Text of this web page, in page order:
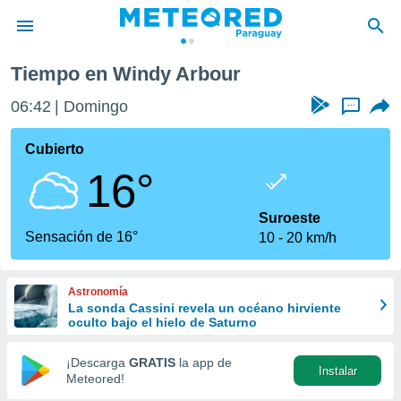
de
ha
que se
calidad.
a este
las
y
forma
digital
basada
Tiempo en Windy Arbour
06:42 Domingo ...
Cubierto
16°
Sensación de 16°
Suroeste
10
20 km/h
Astronomía
La sonda Cassini revela un océano hirviente
oculto bajo el hielo de Saturno
¡Descarga GRATIS la app de
Meteored!
Instalar